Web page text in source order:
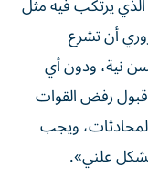
أن تشرع
نية، ودون أي
رفض القوات
ويجب
علني».